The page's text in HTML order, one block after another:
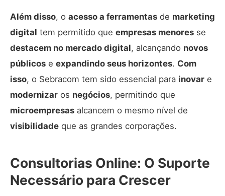
Além disso, o acesso a ferramentas de marketing
digital tem permitido que empresas menores se
destacem no mercado digital, alcançando novos
públicos e expandindo seus horizontes. Com
isso, o Sebracom tem sido essencial para inovar e
modernizar os negócios, permitindo que
microempresas alcancem o mesmo nível de
visibilidade que as grandes corporações.
Consultorias Online: O Suporte
Necessário para Crescer